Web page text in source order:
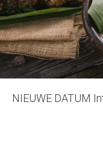
NIEUWE DATUM